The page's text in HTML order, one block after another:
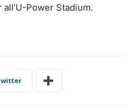
Power Stadium.